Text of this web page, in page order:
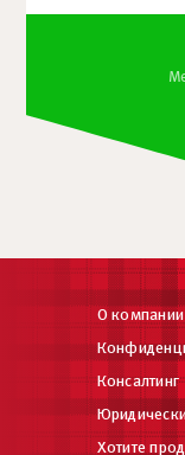
О компании
Консалтинг
Хотите